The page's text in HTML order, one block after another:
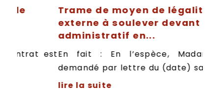
est
Trame de moyen de légalité
externe à soulever devant le juge
administratif en...
En fait : En l’espèce, Madame X
demandé par lettre du (date) sa mise...
lire la suite